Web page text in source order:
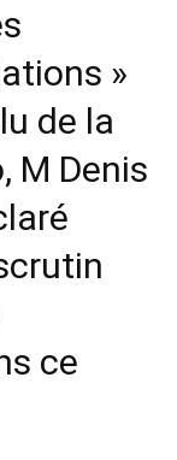
»
de la
M Denis
ce